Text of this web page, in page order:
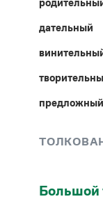
дательный
предложный
Большой